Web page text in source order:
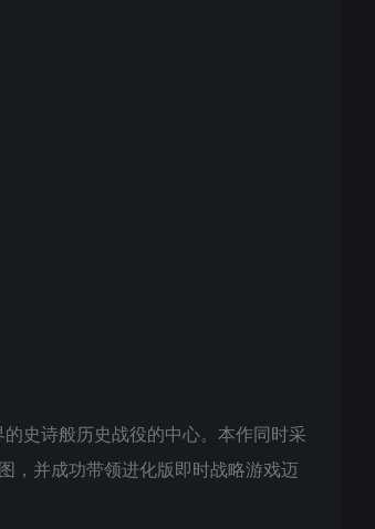
史诗般历史战役的中心。本作同时采
，并成功带领进化版即时战略游戏迈